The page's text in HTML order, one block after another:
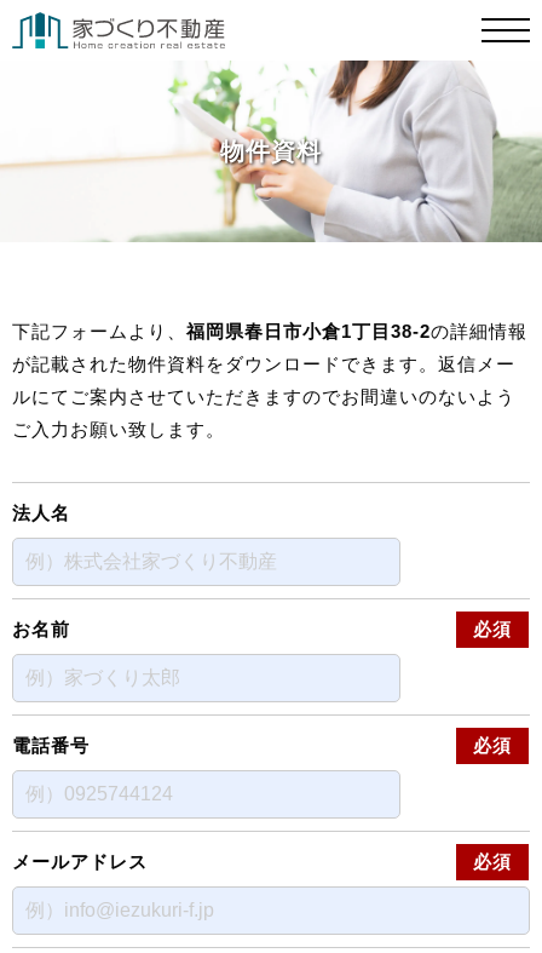
物件資料
下記フォームより、 福岡県春日市小倉1丁目38-2の詳細情報
が記載された物件資料をダウンロードできます。返信メー
ルにてご案内させていただきますのでお間違いのないよう
ご入力お願い致します。
法人名
お名前 必須
電話番号 必須
メールアドレス 必須